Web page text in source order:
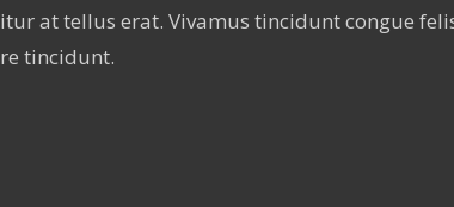
at tellus erat. Vivamus tincidunt congue
tincidunt.